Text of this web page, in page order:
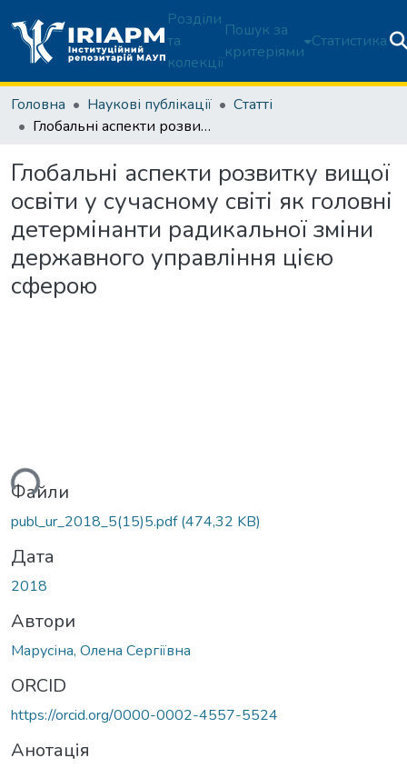
Розділи
та
колекції
Пошук за
критеріями
Статистика
Головна Наукові публікації
Статті
Глобальні аспекти розвитку вищої освіти у сучасному світі як головні детермінанти радикальної зміни державного управління цією сферою
Глобальні аспекти розвитку вищої
освіти у сучасному світі як головні
детермінанти радикальної зміни
державного управління цією
сферою
Файли
publ_ur_2018_5(15)5.pdf(474,32 KB)
Дата
2018
Автори
Марусіна, Олена Сергіївна
ORCID
https://orcid.org/0000-0002-4557-5524
Анотація